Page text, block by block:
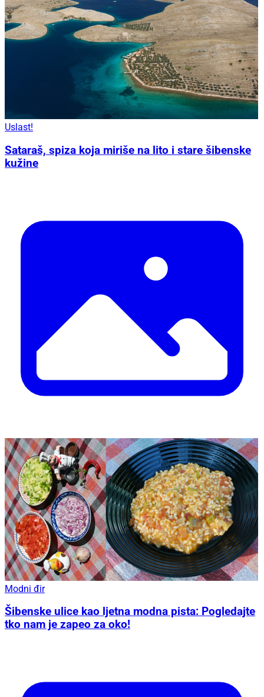
Uslast!
Sataraš, spiza koja miriše na lito i stare šibenske
kužine
Modni đir
Šibenske ulice kao ljetna modna pista: Pogledajte
tko nam je zapeo za oko!